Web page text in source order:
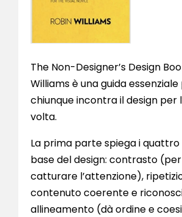
The Non-Designer’s Design
Williams è una guida
chiunque incontra il design per
volta.
La prima parte spiega i
base del design: contrasto
catturare l’attenzione),
contenuto coerente e
allineamento (dà ordine e